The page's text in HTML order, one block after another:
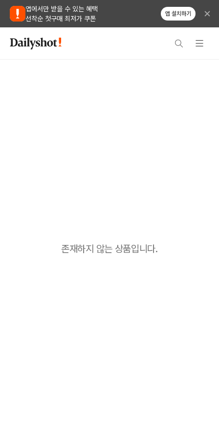
앱에서만 받을 수 있는 혜택
선착순 첫구매 최저가 쿠폰
앱 설치하기
존재하지 않는 상품입니다.